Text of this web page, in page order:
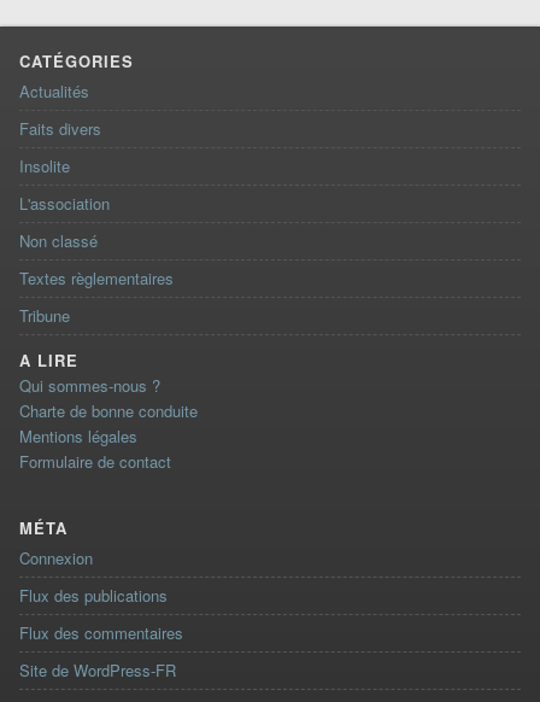
CATÉGORIES
Actualités
Faits divers
Insolite
L'association
Non classé
Textes règlementaires
Tribune
A LIRE
Qui sommes-nous ?
Charte de bonne conduite
Mentions légales
Formulaire de contact
MÉTA
Connexion
Flux des publications
Flux des commentaires
Site de WordPress-FR